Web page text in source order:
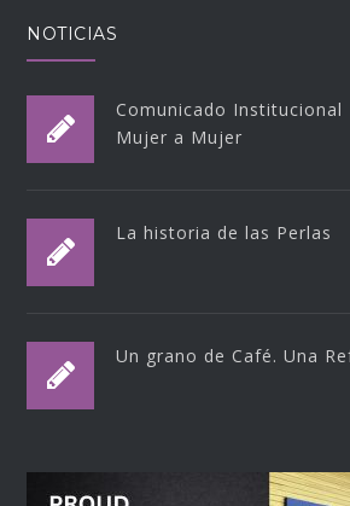
NOTICIAS
Comunicado
Mujer a Mujer
La historia de las Perlas
Un grano de Café. Una